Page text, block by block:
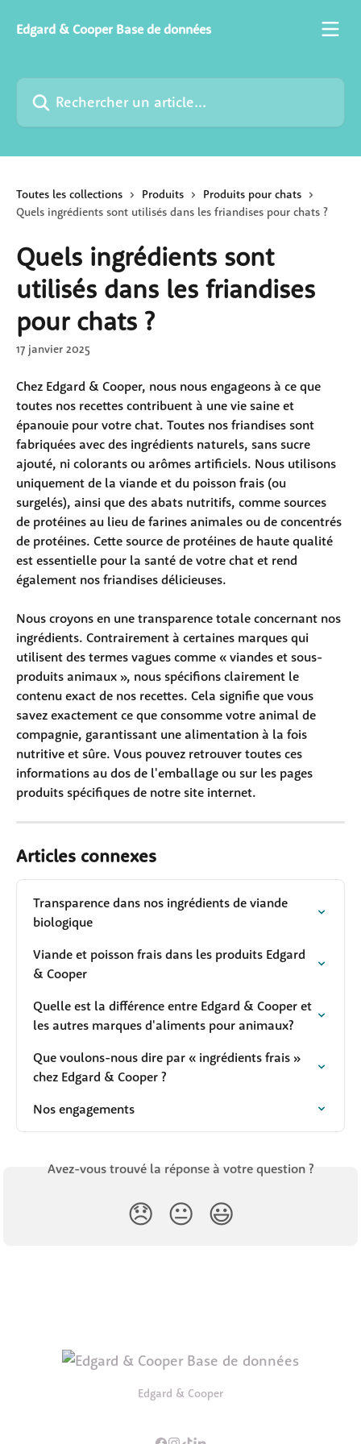
Edgard & Cooper Base de données
Rechercher un article...
Toutes les collections Produits
Produits pour chats
Quels ingrédients sont utilisés dans les friandises pour chats ?
Quels ingrédients sont
utilisés dans les friandises
pour chats ?
17 janvier 2025
Chez Edgard & Cooper, nous nous engageons à ce que
toutes nos recettes contribuent à une vie saine et
épanouie pour votre chat. Toutes nos friandises sont
fabriquées avec des ingrédients naturels, sans sucre
ajouté, ni colorants ou arômes artificiels. Nous utilisons
uniquement de la viande et du poisson frais (ou
surgelés), ainsi que des abats nutritifs, comme sources
de protéines au lieu de farines animales ou de concentrés
de protéines. Cette source de protéines de haute qualité
est essentielle pour la santé de votre chat et rend
également nos friandises délicieuses.
Nous croyons en une transparence totale concernant nos
ingrédients. Contrairement à certaines marques qui
utilisent des termes vagues comme « viandes et sous-
produits animaux », nous spécifions clairement le
contenu exact de nos recettes. Cela signifie que vous
savez exactement ce que consomme votre animal de
compagnie, garantissant une alimentation à la fois
nutritive et sûre. Vous pouvez retrouver toutes ces
informations au dos de l'emballage ou sur les pages
produits spécifiques de notre site internet.
Articles connexes
Transparence dans nos ingrédients de viande
biologique
Viande et poisson frais dans les produits Edgard
& Cooper
Quelle est la différence entre Edgard & Cooper et
les autres marques d'aliments pour animaux?
Que voulons-nous dire par « ingrédients frais »
chez Edgard & Cooper ?
Nos engagements
Avez-vous trouvé la réponse à votre question ?
😞 😐 😃
Edgard & Cooper